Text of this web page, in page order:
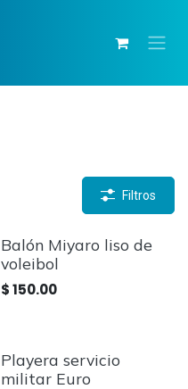
Filtros
Balón Miyaro liso de
voleibol
$150.00
Playera servicio
militar Euro